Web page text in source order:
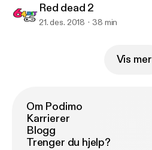
Red dead 2
21. des. 2018 38 min
Vis mer
Om Podimo
Karrierer
Blogg
Trenger du hjelp?